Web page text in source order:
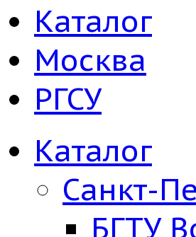
Каталог
Москва
РГСУ
Каталог
Санкт-
БГТУ